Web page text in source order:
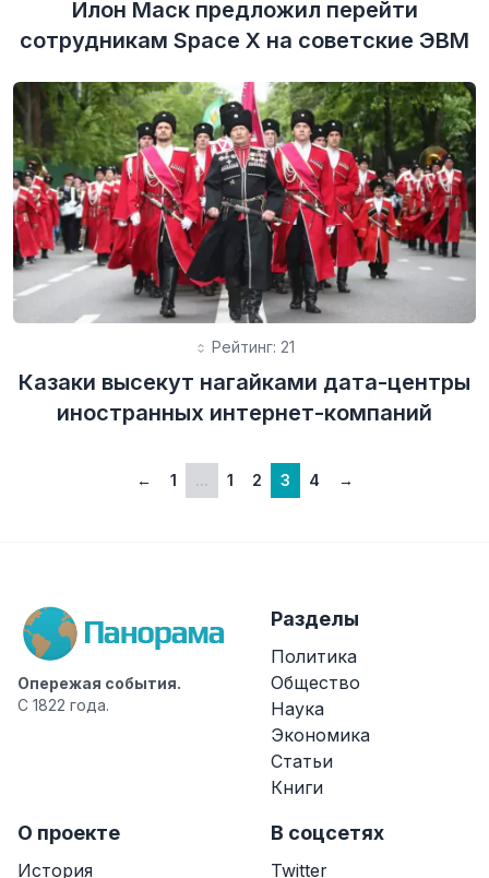
Илон Маск предложил перейти
сотрудникам Space X на советские ЭВМ
Рейтинг: 21
Казаки высекут нагайками дата-центры
иностранных интернет-компаний
← 1 ... 1 2 3 4 →
Опережая события.
С 1822 года.
Разделы
Политика
Общество
Наука
Экономика
Статьи
Книги
О проекте
История
В соцсетях
Twitter